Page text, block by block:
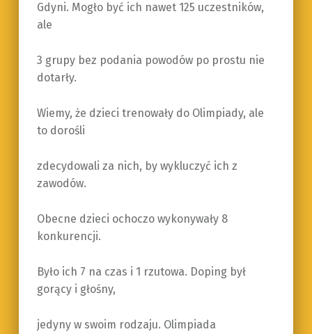
Gdyni. Mogło być ich nawet 125 uczestników,
ale
3 grupy bez podania powodów po prostu nie
dotarły.
Wiemy, że dzieci trenowały do Olimpiady, ale
to dorośli
zdecydowali za nich, by wykluczyć ich z
zawodów.
Obecne dzieci ochoczo wykonywały 8
konkurencji.
Było ich 7 na czas i 1 rzutowa. Doping był
gorący i głośny,
jedyny w swoim rodzaju. Olimpiada